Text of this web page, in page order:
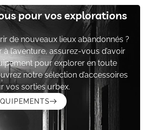
pour vos explorations
de nouveaux lieux abandonnés ?
l’aventure, assurez-vous d’avoir
pour explorer en toute
notre sélection d’accessoires
vos sorties urbex.